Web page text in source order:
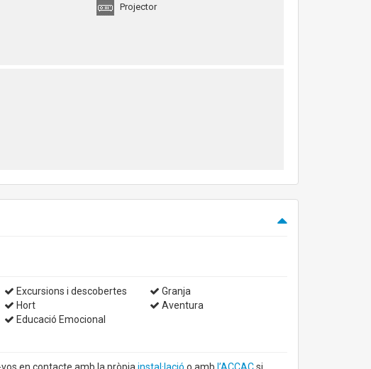
Projector
Excursions i descobertes
Granja
Hort
Aventura
Educació Emocional